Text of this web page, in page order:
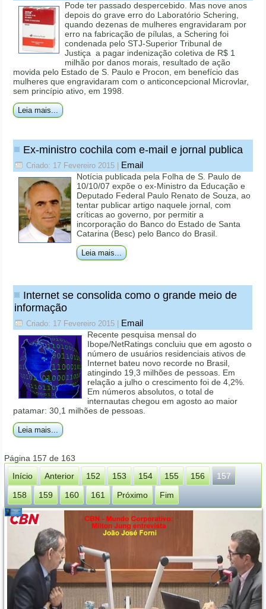
Pode ter passado despercebido. Mas nove anos
depois do grave erro do Laboratório Schering,
quando dezenas de mulheres engravidaram por
erro na fabricação de pílulas, a Schering foi
condenada pelo STJ-Superior Tribunal de
Justiça a pagar indenização coletiva de R$ 1
milhão por danos morais, resultado de ação
movida pelo Estado de S. Paulo e Procon, em benefício das
mulheres que engravidaram com o anticoncepcional Microvlar,
sem princípio ativo, em 1998.
Leia mais...
Ex-ministro cochila com e-mail e jornal publica
Criado: 17 Fevereiro 2015 Email
Notícia publicada pela Folha de S. Paulo de
10/10/07 expõe o ex-Ministro da Educação e
Deputado Federal Paulo Renato de Souza, ao
tentar publicar artigo naquele jornal, com
críticas ao governo, por permitir a
incorporação do Banco do Estado de Santa
Catarina (Besc) pelo Banco do Brasil.
Leia mais...
Internet se consolida como o grande meio de
informação
Criado: 17 Fevereiro 2015 Email
Recente pesquisa mensal do
Ibope/NetRatings concluiu que em agosto o
número de usuários residenciais ativos de
Internet bateu novo recorde no Brasil,
atingindo 19,3 milhões de pessoas. Em
relação a julho o crescimento foi de 4,2%.
Em números absolutos, o total de
internautas chegou em agosto ao maior
patamar: 30,1 milhões de pessoas.
Leia mais...
Página 157 de 163
Início
Anterior 152 153 154 155 156
157
158
159 160 161 Próximo Fim